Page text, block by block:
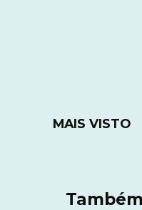
MAIS VISTO